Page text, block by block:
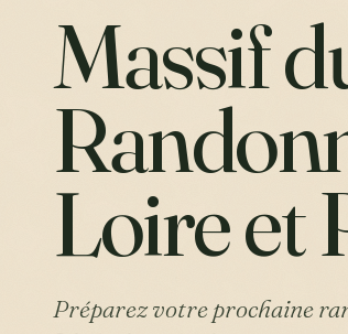
Massif
Loire et
Préparez votre prochaine